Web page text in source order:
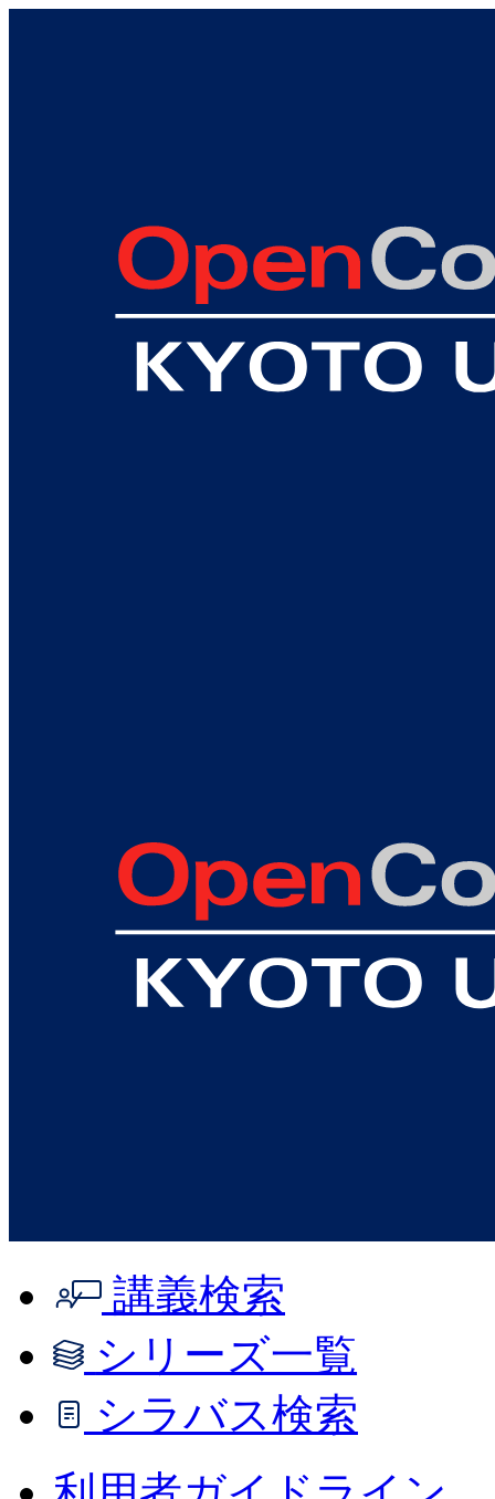
講義検索
シリーズ一覧
シラバス検索